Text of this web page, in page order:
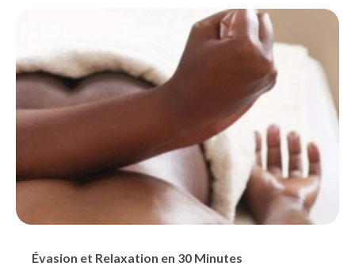
Évasion et Relaxation en 30 Minutes